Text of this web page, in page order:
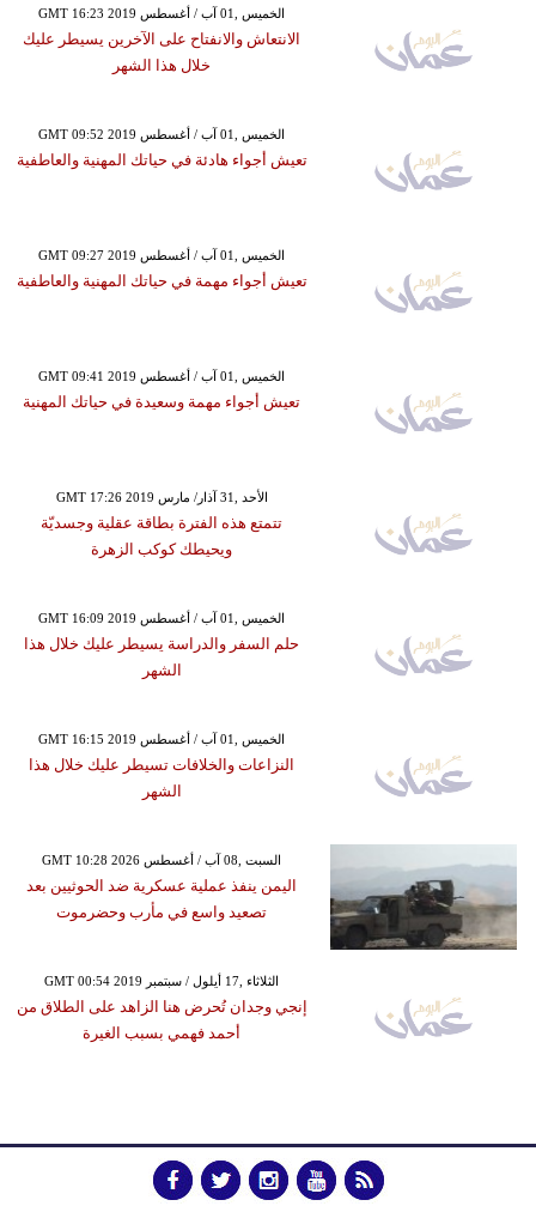
GMT 16:23 2019 الخميس ,01 آب / أغسطس
الانتعاش والانفتاح على الآخرين يسيطر عليك
خلال هذا الشهر
GMT 09:52 2019 الخميس ,01 آب / أغسطس
تعيش أجواء هادئة في حياتك المهنية والعاطفية
GMT 09:27 2019 الخميس ,01 آب / أغسطس
تعيش أجواء مهمة في حياتك المهنية والعاطفية
GMT 09:41 2019 الخميس ,01 آب / أغسطس
تعيش أجواء مهمة وسعيدة في حياتك المهنية
GMT 17:26 2019 الأحد ,31 آذار/ مارس
تتمتع هذه الفترة بطاقة عقلية وجسديّة
ويحيطك كوكب الزهرة
GMT 16:09 2019 الخميس ,01 آب / أغسطس
حلم السفر والدراسة يسيطر عليك خلال هذا
الشهر
GMT 16:15 2019 الخميس ,01 آب / أغسطس
النزاعات والخلافات تسيطر عليك خلال هذا
الشهر
GMT 10:28 2026 السبت ,08 آب / أغسطس
اليمن ينفذ عملية عسكرية ضد الحوثيين بعد
تصعيد واسع في مأرب وحضرموت
GMT 00:54 2019 الثلاثاء ,17 أيلول / سبتمبر
إنجي وجدان تُحرض هنا الزاهد على الطلاق من
أحمد فهمي بسبب الغيرة